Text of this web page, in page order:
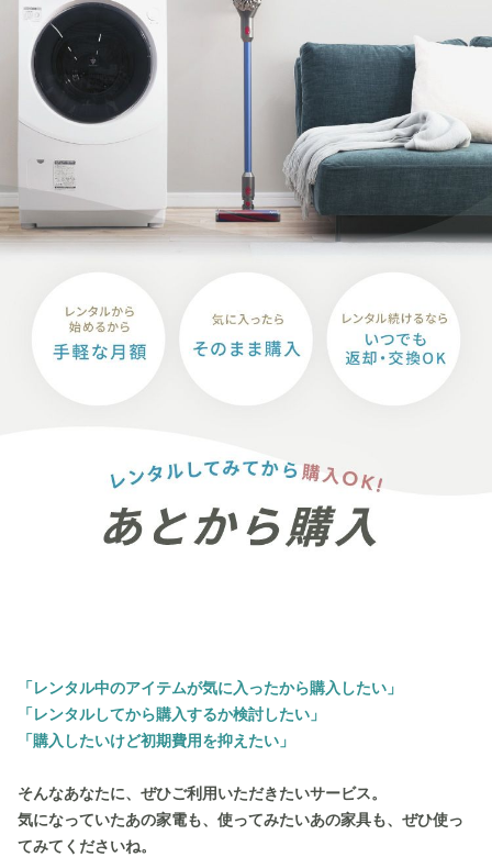
「レンタル中のアイテムが気に入ったから購入したい」
「レンタルしてから購入するか検討したい」
「購入したいけど初期費用を抑えたい」
そんなあなたに、ぜひご利用いただきたいサービス。
気になっていたあの家電も、使ってみたいあの家具も、ぜひ使っ
てみてくださいね。